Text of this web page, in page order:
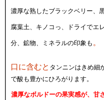
濃厚な熟したブラックベリー、
腐葉土、キノコっ、ドライでエ
分、鉱物、ミネラルの印象も 。
口に含むと タンニンはきめ細
で酸も豊かにひろがります。
濃厚なボルドーの果実感が、甘